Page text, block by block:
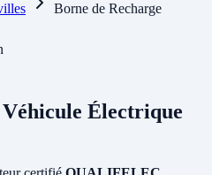
Borne de Recharge
Électrique